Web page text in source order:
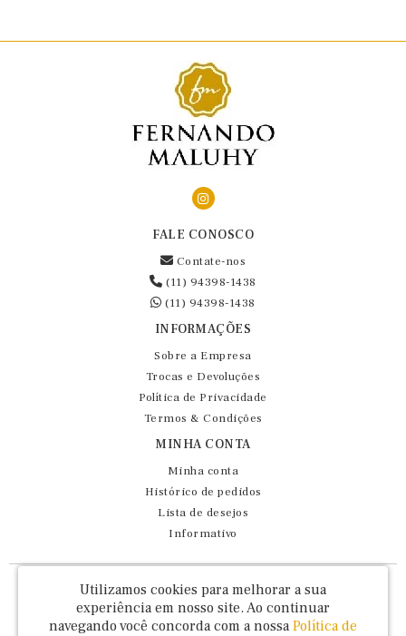
FALE CONOSCO
Contate-nos
(11) 94398-1438
(11) 94398-1438
INFORMAÇÕES
Sobre a Empresa
Trocas e Devoluções
Política de Privacidade
Termos & Condições
MINHA CONTA
Minha conta
Histórico de pedidos
Lista de desejos
Informativo
Fernando Maluhy Cia Ltda - CNPJ: 60.458.825/0001-86
Rua Dr Euclydes da Cunha, 47 - Brás - São Paulo / SP - CEP 03016-030
Utilizamos cookies para melhorar a sua
experiência em nosso site. Ao continuar
navegando você concorda com a nossa Política de